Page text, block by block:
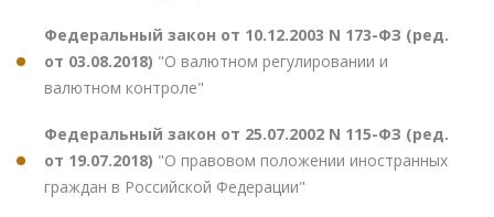
Федеральный закон от 10.12.2003 N 173-ФЗ (ред.
от 03.08.2018) "О валютном регулировании и
валютном контроле"
Федеральный закон от 25.07.2002 N 115-ФЗ (ред.
от 19.07.2018) "О правовом положении иностранных
граждан в Российской Федерации"